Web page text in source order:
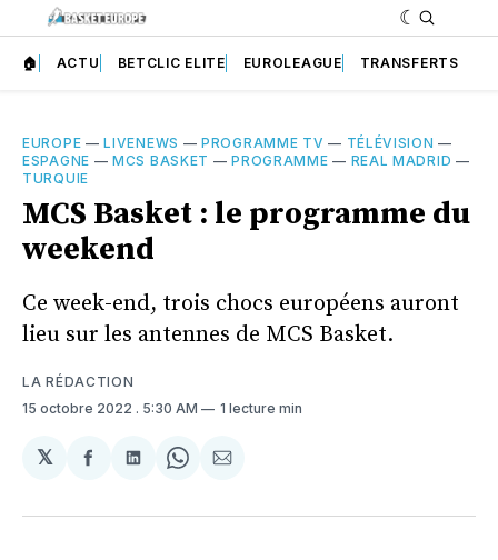
🏠 ACTU BETCLIC ELITE EUROLEAGUE TRANSFERTS
EUROPE —LIVENEWS —PROGRAMME TV — TÉLÉVISION —
ESPAGNE —MCS BASKET —PROGRAMME — REAL MADRID —
TURQUIE
MCS Basket : le programme du
weekend
Ce week-end, trois chocs européens auront
lieu sur les antennes de MCS Basket.
LA RÉDACTION
15 octobre 2022 . 5:30 AM 1 lecture min
𝕏
Partager
Facebook
Partager
LinkedIn
Share
WhatsApp
Partager
Courriel